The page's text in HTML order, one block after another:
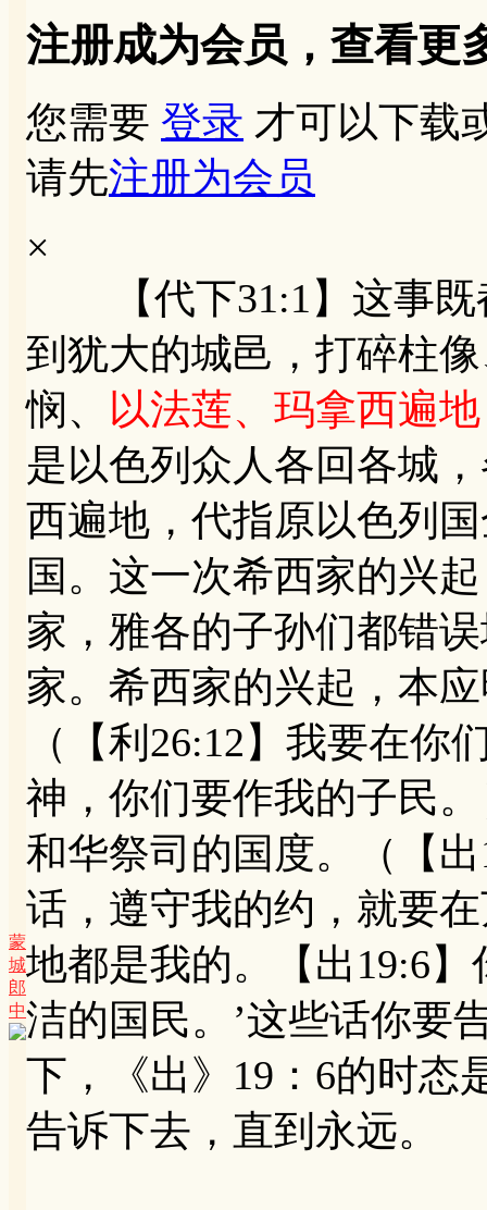
蒙
城
郎
中
注册成为会员，查看更
您需要 登录 才可以下载
请先注册为会员
×
【代下31:1】这事既
到犹大的城邑，打碎柱
悯、 以法莲、玛拿西遍地
是以色列众人各回各
西遍地，代指原以色列
国。这一次希西家的兴
家，雅各的子孙们都错
家。希西家的兴起，本
（【利26:12】我要在
神，你们要作我的子民
和华祭司的国度。（【
话，遵守我的约，就要
地都是我的。【出19:6
洁的国民。’这些话你要
下，《出》19：6的时态
告诉下去，直到永远。